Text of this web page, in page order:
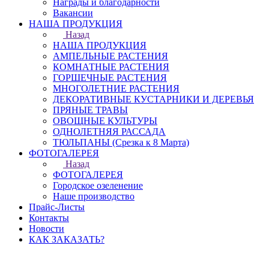
Награды и благодарности
Вакансии
НАША ПРОДУКЦИЯ
Назад
НАША ПРОДУКЦИЯ
АМПЕЛЬНЫЕ РАСТЕНИЯ
КОМНАТНЫЕ РАСТЕНИЯ
ГОРШЕЧНЫЕ РАСТЕНИЯ
МНОГОЛЕТНИЕ РАСТЕНИЯ
ДЕКОРАТИВНЫЕ КУСТАРНИКИ И ДЕРЕВЬЯ
ПРЯНЫЕ ТРАВЫ
ОВОЩНЫЕ КУЛЬТУРЫ
ОДНОЛЕТНЯЯ РАССАДА
ТЮЛЬПАНЫ (Срезка к 8 Марта)
ФОТОГАЛЕРЕЯ
Назад
ФОТОГАЛЕРЕЯ
Городское озеленение
Наше производство
Прайс-Листы
Контакты
Новости
КАК ЗАКАЗАТЬ?